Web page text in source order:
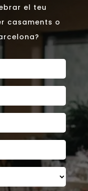
el teu
casaments o